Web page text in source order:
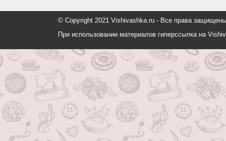
© Copyright 2021 Vishivashka.ru - Все права
При использовании материалов гиперссылка на